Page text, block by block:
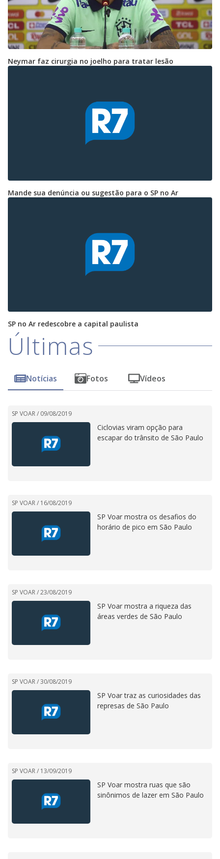
Neymar faz cirurgia no joelho para tratar lesão
Mande sua denúncia ou sugestão para o SP no Ar
SP no Ar redescobre a capital paulista
Últimas
Notícias Fotos Vídeos
SP VOAR / 09/08/2019
Ciclovias viram opção para
escapar do trânsito de São Paulo
SP VOAR / 16/08/2019
SP Voar mostra os desafios do
horário de pico em São Paulo
SP VOAR /23/08/2019
SP Voar mostra a riqueza das
áreas verdes de São Paulo
SP VOAR /30/08/2019
SP Voar traz as curiosidades das
represas de São Paulo
SP VOAR / 13/09/2019
SP Voar mostra ruas que são
sinônimos de lazer em São Paulo